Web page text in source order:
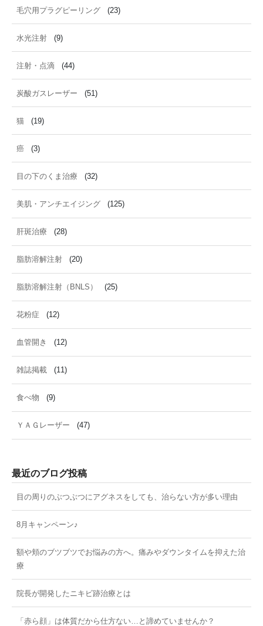
毛穴用プラグピーリング (23)
水光注射 (9)
注射・点滴 (44)
炭酸ガスレーザー (51)
猫 (19)
癌 (3)
目の下のくま治療 (32)
美肌・アンチエイジング (125)
肝斑治療 (28)
脂肪溶解注射 (20)
脂肪溶解注射（BNLS） (25)
花粉症 (12)
血管開き (12)
雑誌掲載 (11)
食べ物 (9)
ＹＡＧレーザー (47)
最近のブログ投稿
目の周りのぶつぶつにアグネスをしても、治らない方が多い理由
8月キャンペーン♪
額や頬のブツブツでお悩みの方へ。痛みやダウンタイムを抑えた治
療
院長が開発したニキビ跡治療とは
「赤ら顔」は体質だから仕方ない…と諦めていませんか？